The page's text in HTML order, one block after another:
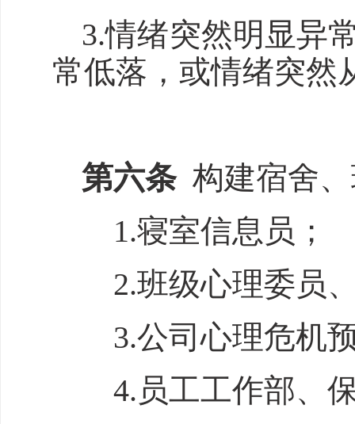
3.情绪突然明显异
常低落，或情绪突然
第六条 构建宿舍
1.寝室信息员；
2.班级心理委员
3.公司心理危机
4.员工工作部、